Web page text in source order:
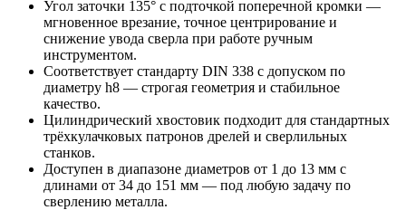
Угол заточки 135° с подточкой поперечной кромки —
мгновенное врезание, точное центрирование и
снижение увода сверла при работе ручным
инструментом.
Соответствует стандарту DIN 338 с допуском по
диаметру h8 — строгая геометрия и стабильное
качество.
Цилиндрический хвостовик подходит для стандартных
трёхкулачковых патронов дрелей и сверлильных
станков.
Доступен в диапазоне диаметров от 1 до 13 мм с
длинами от 34 до 151 мм — под любую задачу по
сверлению металла.